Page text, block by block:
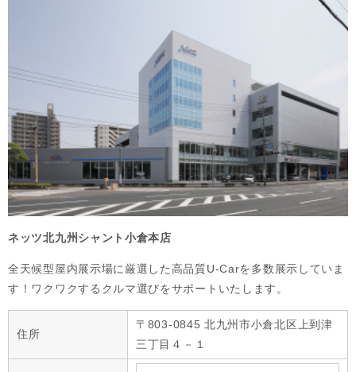
ネッツ北九州シャント小倉本店
全天候型屋内展示場に厳選した高品質U-Carを多数展示していま
す！ワクワクするクルマ選びをサポートいたします。
住所
〒803-0845 北九州市小倉北区上到津
三丁目４－１